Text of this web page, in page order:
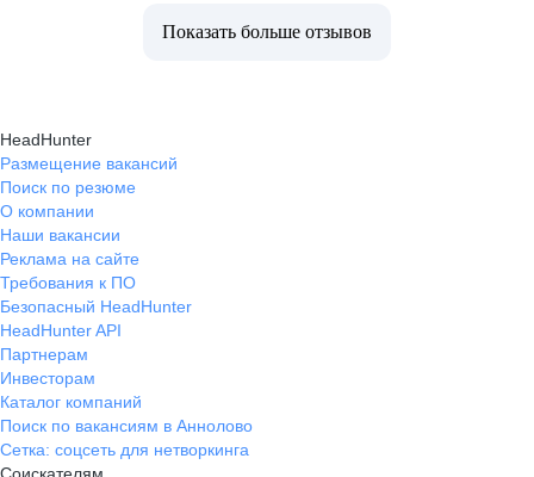
Показать больше отзывов
HeadHunter
Размещение вакансий
Поиск по резюме
О компании
Наши вакансии
Реклама на сайте
Требования к ПО
Безопасный HeadHunter
HeadHunter API
Партнерам
Инвесторам
Каталог компаний
Поиск по вакансиям в Аннолово
Сетка: соцсеть для нетворкинга